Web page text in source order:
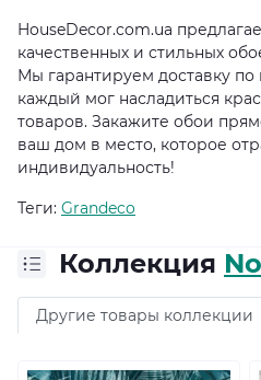
HouseDecor.com.ua
качественных и стильных
Мы гарантируем доставку
каждый мог насладиться
товаров. Закажите обои
ваш дом в место, которое
индивидуальность!
Теги: Grandeco
Коллекция
Другие товары коллекции